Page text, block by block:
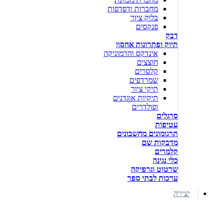
מחברות ודפדפות
בלוק ציור
פנקסים
דבק
תיוק ופתרונות אחסון
אינדקס והרמוניקה
חוצצים
קלסרים
שמרדפים
תיקי ציור
תיקיות אוגדנים
ופולדרים
סרגלים
עטיפות
תרגומונים מחשבונים
מדבקות שם
קלמרים
כלי נגינה
שרטוט וגרפיקה
ערכות לבתי ספר
יצירה